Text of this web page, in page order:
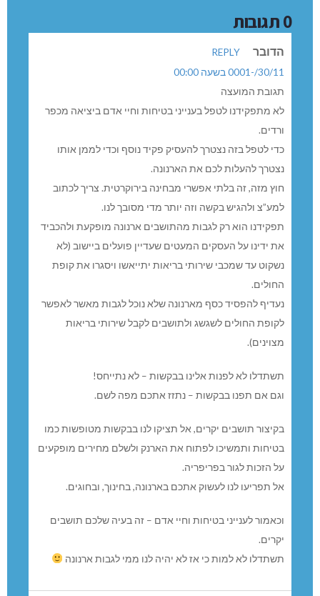
0 תגובות
הדובר
REPLY
30/11/-0001 בשעה 00:00
תגובת המועצה
לא מתפקידנו לטפל בענייני בטיחות וחיי אדם ביציאה מכפר
ורדים.
כדי לטפל בזה נצטרך להעסיק פקיד נוסף וכדי לממן אותו
נצטרך להעלות לכם את הארנונה.
חוץ מזה, זה בלתי אפשרי מבחינה בירוקרטית. צריך לכתוב
למע”צ ולהגיש בקשה וזה יותר מדי מסובך לנו.
תפקידנו הוא רק לגבות מהתושבים ארנונה מופקעת ולהכביד
את ידינו על העסקים המעטים שעדיין פועלים ביישוב (לא
נשקוט עד שמכבי שירותי בריאות יתייאשו ויסגרו את קופת
החולים.
נעדיף להפסיד כסף מארנונה שלא נוכל לגבות מאשר לאפשר
לקופת החולים לשגשג ולתושבים לקבל שירותי בריאות
מצוינים).
תשתדלו לא לפנות אלינו בבקשות – לא נתייחס!
וגם אם תפנו בבקשות – נתזז אתכם מפה לשם.
בקיצור תושבים יקרים, אל תציקו לנו בבקשות מטופשות כמו
בטיחות ותמשיכו לפתוח את הארנק ולשלם מחירים מופקעים
על הזכות לגור בפריפריה.
אל תפריעו לנו לעשוק אתכם בארנונה, בחינוך, ובחוגים.
וכאמור לענייני בטיחות וחיי אדם – זה בעיה שלכם תושבים
יקרים.
תשתדלו לא למות כי אז לא יהיה לנו ממי לגבות ארנונה